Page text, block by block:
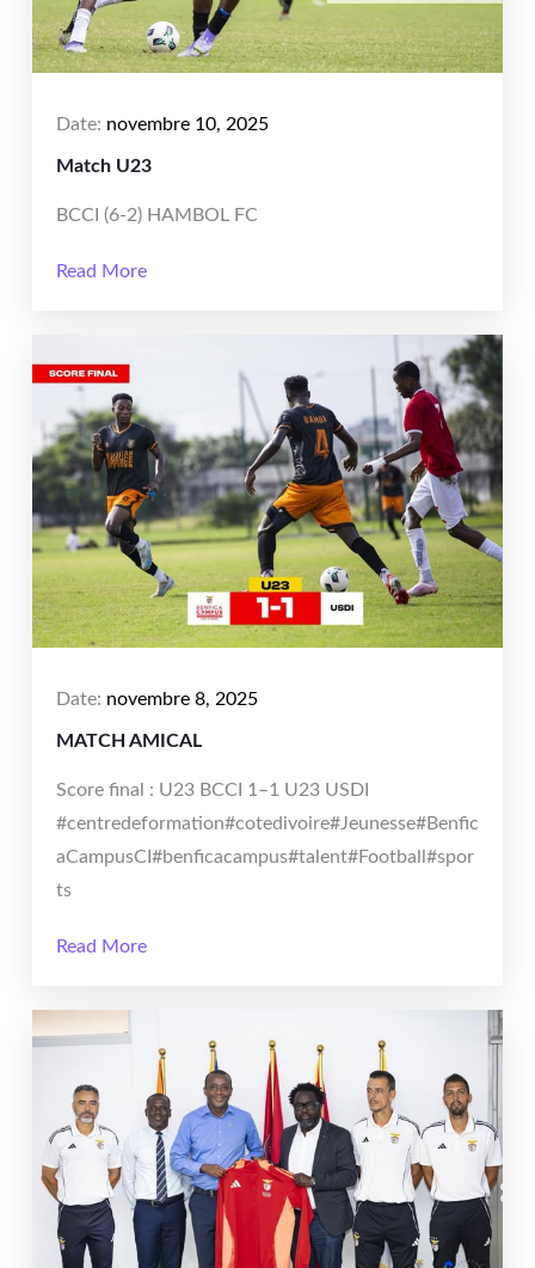
Date: novembre 10, 2025
Match U23
BCCI (6-2) HAMBOL FC
Read More
Date: novembre 8, 2025
MATCH AMICAL
Score final : U23 BCCI 1–1 U23 USDI
#centredeformation#cotedivoire#Jeunesse#Benfic
aCampusCI#benficacampus#talent#Football#spor
ts
Read More